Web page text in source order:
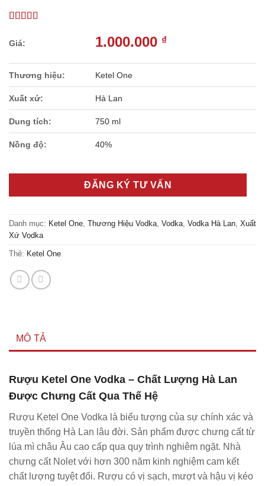
1.000.000 ₫
Thương hiệu: Ketel One
Xuất xứ: Hà Lan
Dung tích: 750 ml
Nồng độ: 40%
ĐĂNG KÝ TƯ VẤN
Danh mục: Ketel One Thương Hiệu Vodka Vodka Vodka Hà Lan Xuất
Xứ Vodka
Thẻ: Ketel One
MÔ TẢ
Rượu Ketel One Vodka – Chất Lượng Hà Lan
Được Chưng Cất Qua Thế Hệ
Rượu Ketel One Vodka là biểu tượng của sự chính xác và
truyền thống Hà Lan lâu đời. Sản phẩm được chưng cất từ
lúa mì châu Âu cao cấp qua quy trình nghiêm ngặt. Nhà
chưng cất Nolet với hơn 300 năm kinh nghiệm cam kết
chất lượng tuyệt đối. Rượu có vị sạch, mượt và hậu vị kéo